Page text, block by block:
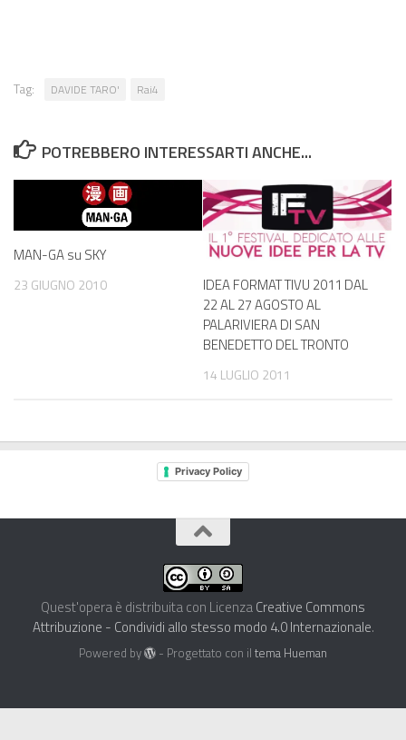
Tag: DAVIDE TARO' Rai4
POTREBBERO INTERESSARTI ANCHE...
MAN-GA su SKY
23 GIUGNO 2010
IDEA FORMAT TIVU 2011 DAL
22 AL 27 AGOSTO AL
PALARIVIERA DI SAN
BENEDETTO DEL TRONTO
14 LUGLIO 2011
Privacy Policy
Quest'opera è distribuita con LicenzaCreative Commons
Attribuzione - Condividi allo stesso modo 4.0 Internazionale.
Powered by - Progettato con iltema Hueman